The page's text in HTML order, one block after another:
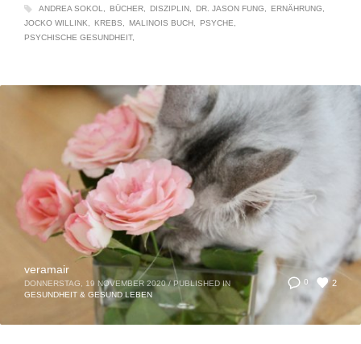
ANDREA SOKOL BÜCHER DISZIPLIN DR. JASON FUNG
ERNÄHRUNG
JOCKO WILLINK
KREBS MALINOIS BUCH
PSYCHE
PSYCHISCHE GESUNDHEIT
0 2
veramair
DONNERSTAG, 19 NOVEMBER 2020 / PUBLISHED IN
GESUNDHEIT & GESUND LEBEN